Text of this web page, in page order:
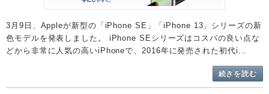
3月9日、Appleが新型の「iPhone SE」「iPhone 13」シリーズの新
色モデルを発表しました。 iPhone SEシリーズはコスパの良い点な
どから非常に人気の高いiPhoneで、2016年に発売された初代i...
続きを読む